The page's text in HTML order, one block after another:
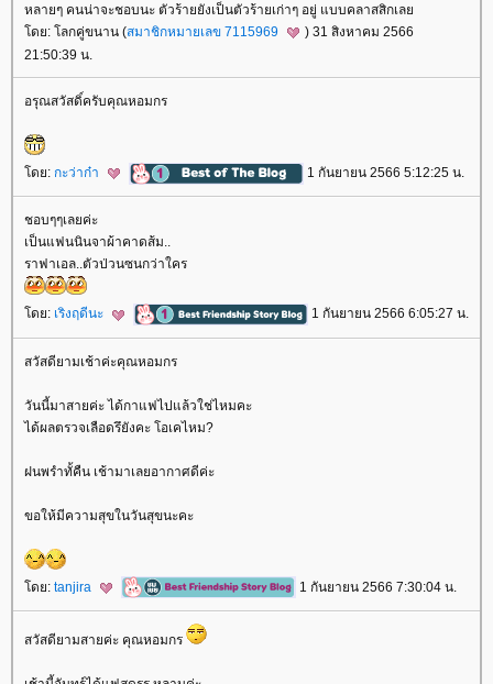
หลายๆ คนน่าจะชอบนะ ตัวร้ายยังเป็นตัวร้ายเก่าๆ อยู่ แบบคลาสสิกเล
ดย: โลกคู่ขนาน (สมาชิกหมายเลข 7115969
) 31 สิงหาคม 2566
21:50:39 น.
อรุณสวัสดิ์ครับคุณหอมกร
ดย: กะว่าก๋า 1 กันยายน 2566 5:12:25 น.
ชอบๆๆเลยค่ะ
เป็นแฟนนินจาผ้าคาดส้ม..
ราฟาเอล..ตัวป่วนซนกว่าใคร
ดย: เริงฤดีนะ 1 กันยายน 2566 6:05:27 น.
สวัสดียามเช้าค่ะคุณหอมกร
วันนี้มาสายค่ะ ได้กาแฟไปแล้วใช่ไหมคะ
ได้ผลตรวจเลือดรึยังคะ โอเคไหม?
ฝนพรำทั้คืน เช้ามาเลยอากาศดีค่ะ
ขอให้มีความสุขในวันสุขนะคะ
ดย: tanjira 1 กันยายน 2566 7:30:04 น.
สวัสดียามสายค่ะ คุณหอมกร